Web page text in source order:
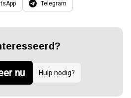
Telegram
nu Hulp nodig?